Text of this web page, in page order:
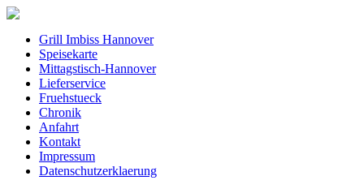
Grill Imbiss Hannover
Speisekarte
Mittagstisch-Hannover
Lieferservice
Fruehstueck
Chronik
Anfahrt
Kontakt
Impressum
Datenschutzerklaerung